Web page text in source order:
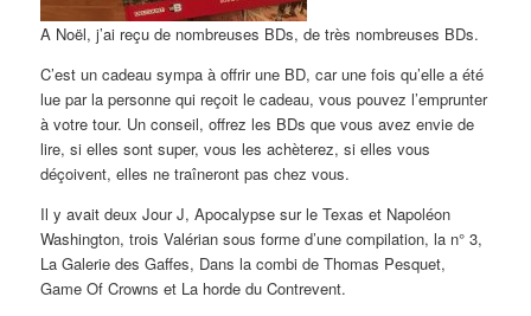
A Noël, j’ai reçu de nombreuses BDs, de très nombreuses BDs.
C’est un cadeau sympa à offrir une BD, car une fois qu’elle a été
lue par la personne qui reçoit le cadeau, vous pouvez l’emprunter
à votre tour. Un conseil, offrez les BDs que vous avez envie de
lire, si elles sont super, vous les achèterez, si elles vous
déçoivent, elles ne traîneront pas chez vous.
Il y avait deux Jour J, Apocalypse sur le Texas et Napoléon
Washington, trois Valérian sous forme d’une compilation, la n° 3,
La Galerie des Gaffes, Dans la combi de Thomas Pesquet,
Game Of Crowns et La horde du Contrevent.